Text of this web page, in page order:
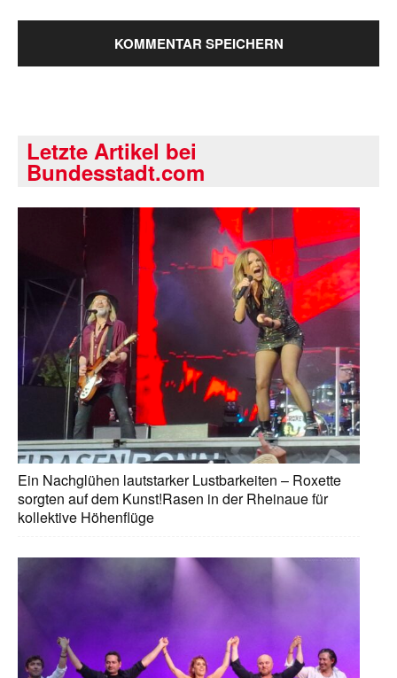
Letzte Artikel bei
Bundesstadt.com
Ein Nachglühen lautstarker Lustbarkeiten – Roxette
sorgten auf dem Kunst!Rasen in der Rheinaue für
kollektive Höhenflüge